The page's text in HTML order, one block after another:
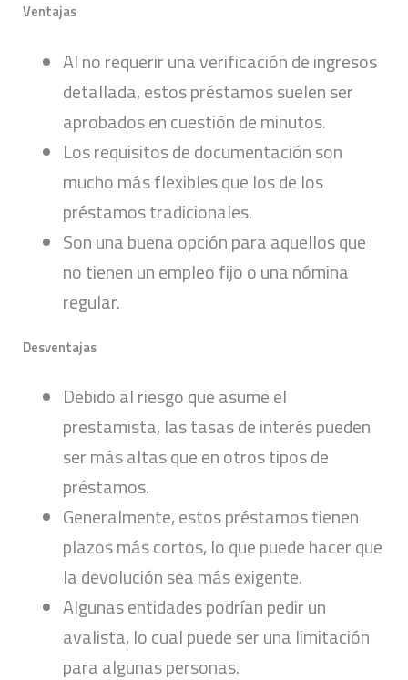
Ventajas
Al no requerir una verificación de ingresos
detallada, estos préstamos suelen ser
aprobados en cuestión de minutos.
Los requisitos de documentación son
mucho más flexibles que los de los
préstamos tradicionales.
Son una buena opción para aquellos que
no tienen un empleo fijo o una nómina
regular.
Desventajas
Debido al riesgo que asume el
prestamista, las tasas de interés pueden
ser más altas que en otros tipos de
préstamos.
Generalmente, estos préstamos tienen
plazos más cortos, lo que puede hacer que
la devolución sea más exigente.
Algunas entidades podrían pedir un
avalista, lo cual puede ser una limitación
para algunas personas.